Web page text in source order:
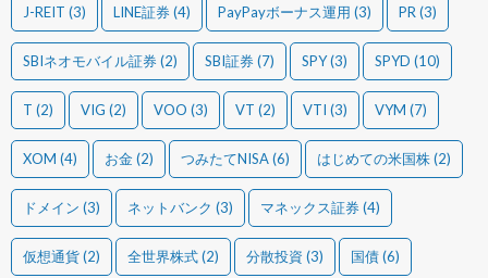
J-REIT (3) LINE証券(4) PayPayボーナス運用 (3) PR (3)
SBIネオモバイル証券(2) SBI証券(7) SPY(3) SPYD (10)
T (2) VIG (2) VOO (3) VT (2) VTI (3) VYM (7)
XOM (4) お金(2) つみたてNISA(6) はじめての米国株(2)
ドメイン (3) ネットバンク (3) マネックス証券(4)
仮想通貨(2) 全世界株式(2) 分散投資 (3) 国債(6)